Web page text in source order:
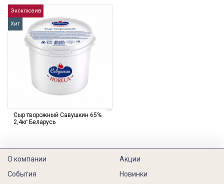
Эксклюзив
Хит
Сыр творожный Савушкин 65%
2,4кг Беларусь
О компании
События
Акции
Новинки